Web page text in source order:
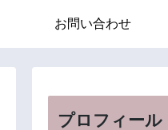
お問い合わせ
プロフィール